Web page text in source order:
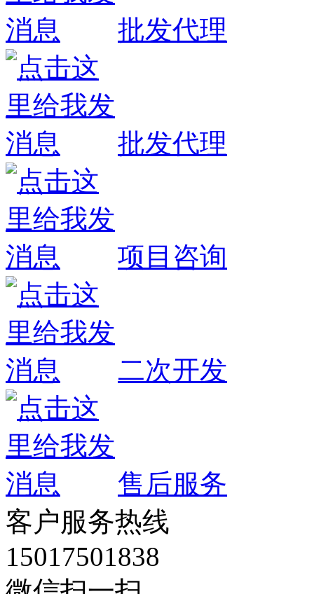
批发代理
批发代理
项目咨询
二次开发
售后服务
客户服务热线
15017501838